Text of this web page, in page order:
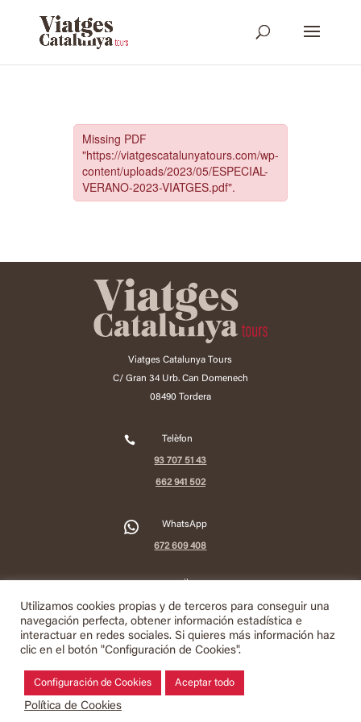
Viatges Catalunya Tours
C/ Gran 34 Urb. Can Domenech
08490 Tordera
 Telèfon
93 707 51 43
662 941 502
2 WhatsApp
672 609 408
e-mail
info@viatgescatalunyatours.com
Política de Privacitat
Política de Cookies
Termes i Ús de la Web
Condicions de Contractació
Utilizamos cookies propias y de terceros para conseguir una
navegación perfecta, obtener información estadística e
interactuar en redes sociales. Si quieres más información haz
clic en el botón "Configuración de Cookies".
Configuración de Cookies Aceptar todo
Política de Cookies